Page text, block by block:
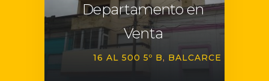
Departamento en
Venta
16 AL 500 5º B BALCARCE